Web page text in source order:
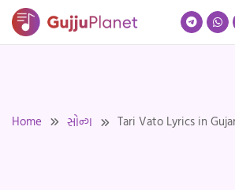
Skip
Home સોન્ગ Tari Vato Lyrics in